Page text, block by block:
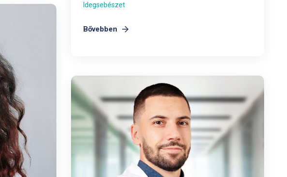
Idegsebészet
Bővebben